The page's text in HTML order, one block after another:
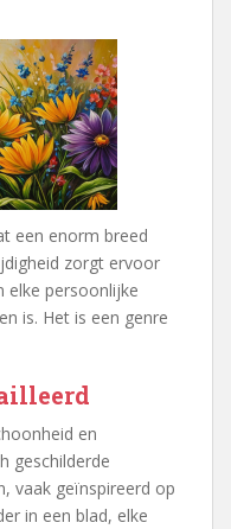
een enorm breed
zorgt ervoor
elke persoonlijke
is. Het is een genre
en
geschilderde
vaak geïnspireerd op
in een blad, elke